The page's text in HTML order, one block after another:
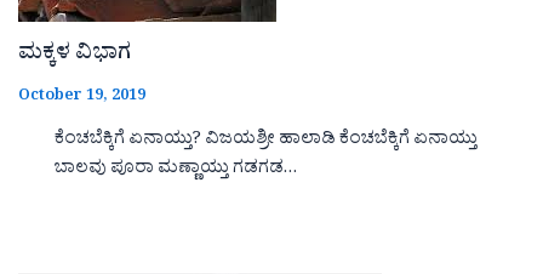
ಮಕ್ಕಳ ವಿಭಾಗ
October 19, 2019
ಕೆಂಚಬೆಕ್ಕಿಗೆ ಏನಾಯ್ತು? ವಿಜಯಶ್ರೀ ಹಾಲಾಡಿ ಕೆಂಚಬೆಕ್ಕಿಗೆ ಏನಾಯ್ತು
ಬಾಲವು ಪೂರಾ ಮಣ್ಣಾಯ್ತು ಗಡಗಡ…